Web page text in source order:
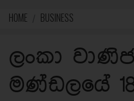
HOME BUSINESS
ලංකා වාණිජ
මණ්ඩලයේ